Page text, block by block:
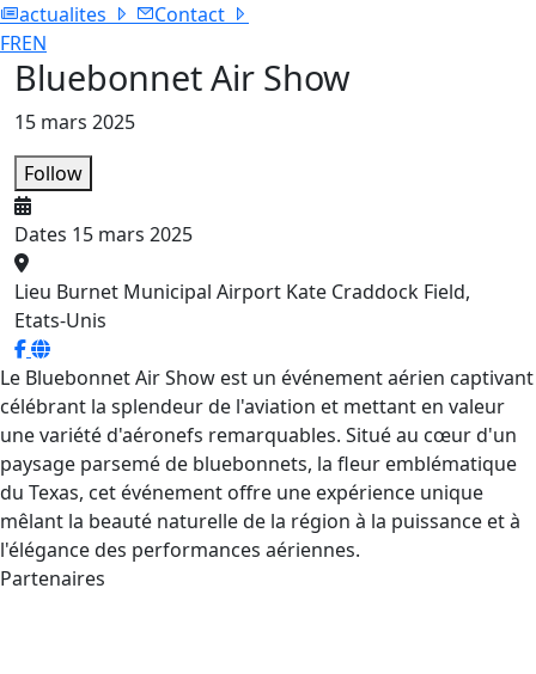
actualites
Contact
FREN
Bluebonnet Air Show
15 mars 2025
Follow
Dates 15 mars 2025
Lieu Burnet Municipal Airport Kate Craddock Field,
Etats-Unis
Le Bluebonnet Air Show est un événement aérien captivant
célébrant la splendeur de l'aviation et mettant en valeur
une variété d'aéronefs remarquables. Situé au cœur d'un
paysage parsemé de bluebonnets, la fleur emblématique
du Texas, cet événement offre une expérience unique
mêlant la beauté naturelle de la région à la puissance et à
l'élégance des performances aériennes.
Partenaires